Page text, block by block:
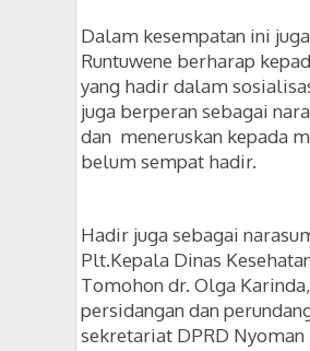
Dalam kesempatan ini
Runtuwene berharap
yang hadir dalam
juga berperan sebagai
dan meneruskan kepada
belum sempat hadir.
Hadir juga sebagai
Plt.Kepala Dinas
Tomohon dr. Olga
persidangan dan
sekretariat DPRD Nyoman